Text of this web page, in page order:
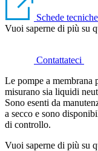
Schede tecniche
Vuoi saperne di più su
Contattateci
Le pompe a membrana
misurano sia liquidi
Sono esenti da
a secco e sono
di controllo.
Vuoi saperne di più su